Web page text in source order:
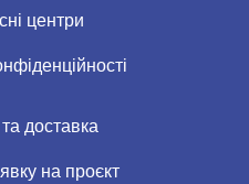
центри
доставка
на проєкт